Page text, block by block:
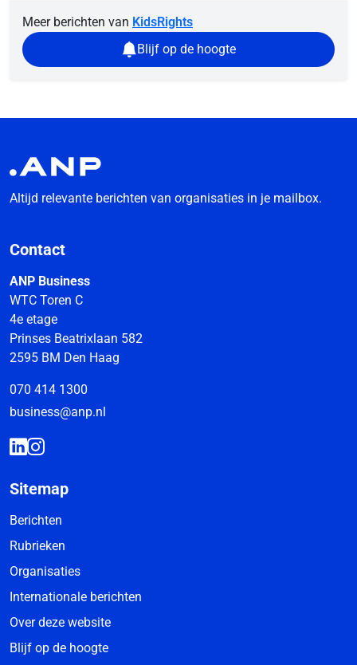
Meer berichten van KidsRights
Blijf op de hoogte
Altijd relevante berichten van organisaties in je mailbox.
Contact
ANP Business
WTC Toren C
4e etage
Prinses Beatrixlaan 582
2595 BM Den Haag
070 414 1300
business@anp.nl
Sitemap
Berichten
Rubrieken
Organisaties
Internationale berichten
Over deze website
Blijf op de hoogte